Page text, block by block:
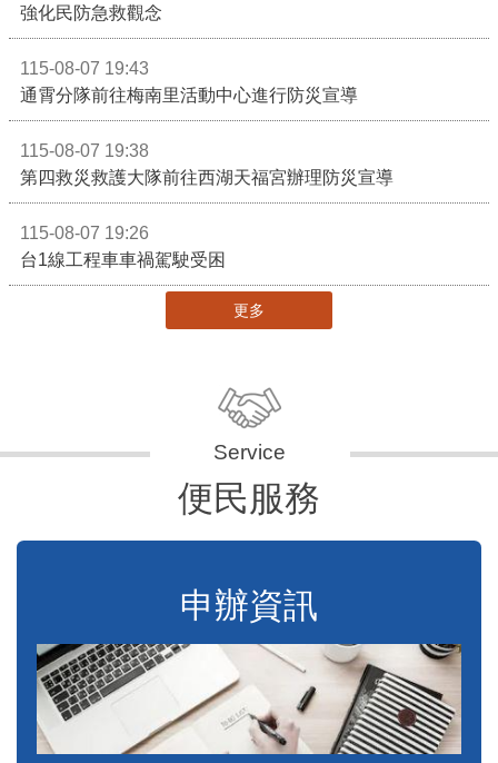
強化民防急救觀念
115-08-07 19:43
通霄分隊前往梅南里活動中心進行防災宣導
115-08-07 19:38
第四救災救護大隊前往西湖天福宮辦理防災宣導
115-08-07 19:26
台1線工程車車禍駕駛受困
更多
便民服務
申辦資訊